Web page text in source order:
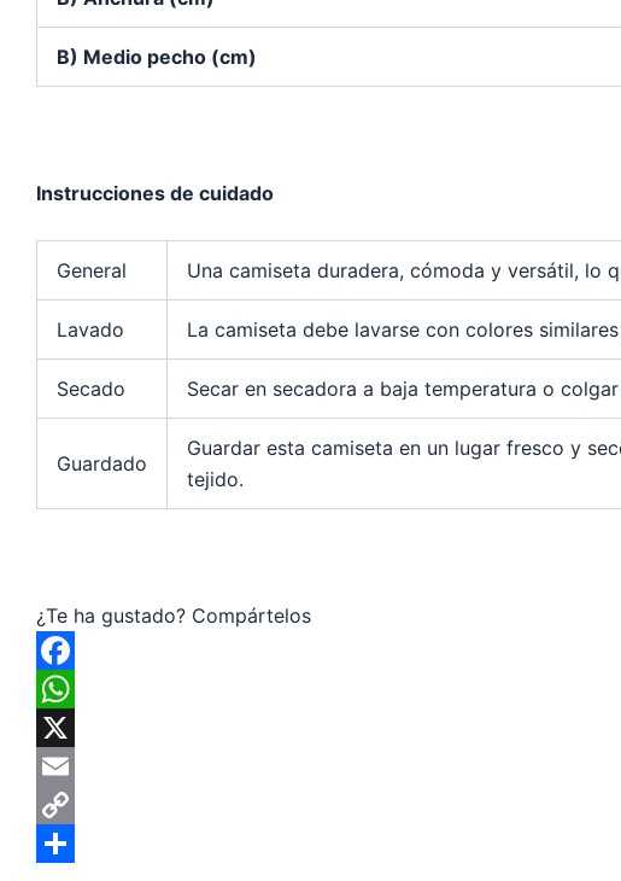
B) Medio pecho (cm)
Instrucciones de cuidado
General Una camiseta duradera, cómoda y versátil, lo
Lavado La camiseta debe lavarse con colores
Secado Secar en secadora a baja temperatura o
Guardado
Guardar esta camiseta en un lugar fresco y
tejido.
¿Te ha gustado? Compártelos
F
a
c
e
b
W
h
a
X
E
m
C